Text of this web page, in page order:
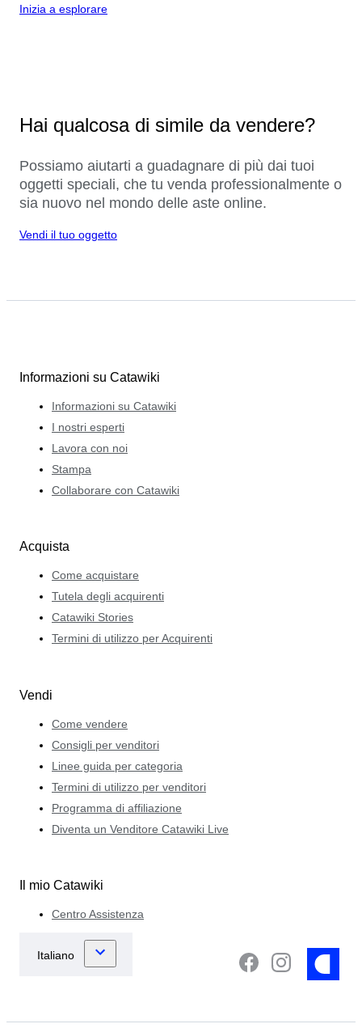
Inizia a esplorare
Hai qualcosa di simile da vendere?
Possiamo aiutarti a guadagnare di più dai tuoi
oggetti speciali, che tu venda professionalmente o
sia nuovo nel mondo delle aste online.
Vendi il tuo oggetto
Informazioni su Catawiki
Informazioni su Catawiki
I nostri esperti
Lavora con noi
Stampa
Collaborare con Catawiki
Acquista
Come acquistare
Tutela degli acquirenti
Catawiki Stories
Termini di utilizzo per Acquirenti
Vendi
Come vendere
Consigli per venditori
Linee guida per categoria
Termini di utilizzo per venditori
Programma di affiliazione
Diventa un Venditore Catawiki Live
Il mio Catawiki
Centro Assistenza